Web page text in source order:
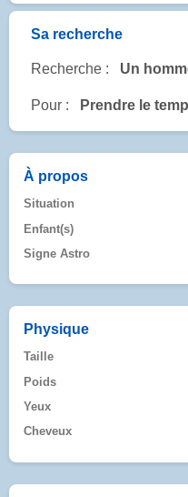
Sa recherche
Recherche : Un
Pour : Prendre le
À propos
Situation
Enfant(s)
Signe Astro
Physique
Taille
Poids
Yeux
Cheveux